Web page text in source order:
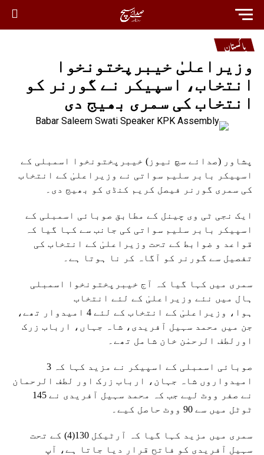
پاکستان
وزیراعلیٰ خیبرپختونخوا
انتخاب، اسپیکر نے گورنر کو
انتخاب کی سمری بھیج دی
پشاور (صدائے سچ نیوز) خیبرپختونخوا اسمبلی کے
اسپیکر بابر سلیم سواتی نے وزیراعلیٰ کے انتخاب
کی سمری گورنر فیصل کریم کنڈی کو بھیج دی۔
ایک نجی ٹی وی چینل کے مطابق صوبائی اسمبلی کے
اسپیکر بابر سلیم سواتی کی جانب سے کہا گیا کہ
قواعد و ضوابط کے تحت وزیراعلیٰ کے انتخاب کی
تفصیل سے گورنر کو آگاہ کر نا ہوتا ہے۔
سمری میں کہا گیا کہ آج خیبرپختونخوا اسمبلی
ہال میں نئے وزیراعلیٰ کے لئے انتخاب
ہوا، وزیراعلیٰ کے انتخاب کے لئے 4 امیدوار تھے،
جن میں محمد سہیل آفریدی، شاہ جہاں، ارباب زرک
اورلطف الرحمٰن خان شامل تھے۔
صوبائی اسمبلی کے اسپیکر نے مزید کہا کہ 3
امیدواروں شاہ جہان، ارباب زرک اور لطف الرحمان
نے صفر ووٹ لیے جب کہ محمد سہیل آفریدی نے 145
ٹوٹل میں سے 90 ووٹ حاصل کیے۔
سمری میں مزید کہا گیا کہ آرٹیکل 130(4) کے تحت
سہیل آفریدی کو فاتح قرار دیا جاتا ہے، آپ